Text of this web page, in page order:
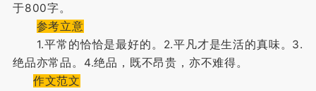
于800字。
参考立意
1.平常的恰恰是最好的。2.平凡才是生活的真味。3.
绝品亦常品。4.绝品，既不昂贵，亦不难得。
作文范文